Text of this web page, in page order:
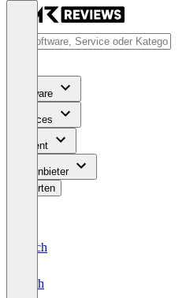
Software
Services
Content
Für Anbieter
Bewerten
Deutsch
English